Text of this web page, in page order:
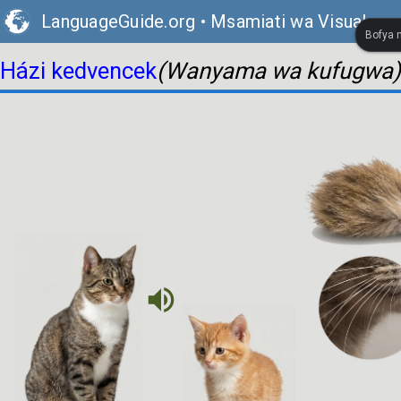
LanguageGuide.org • Msamiati wa Visual wa
Házi kedvencek(Wanyama wa kufugwa)
Bofya
volume_up